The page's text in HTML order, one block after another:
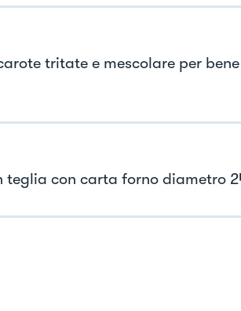
tritate e mescolare per
teglia con carta forno diametro